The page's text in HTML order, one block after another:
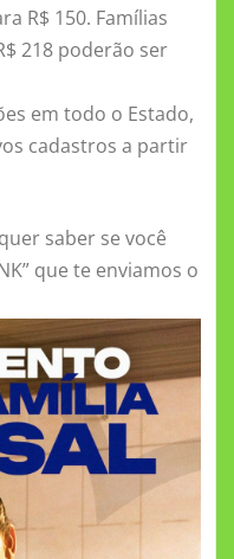
R$ 150. Famílias
218 poderão ser
em todo o Estado,
cadastros a partir
saber se você
que te enviamos o